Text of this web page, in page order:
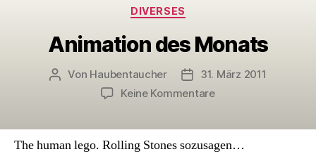
Kategorien
DIVERSES
Animation des Monats
Beitragsautor
Von Haubentaucher Veröffentlichungsdatum
31. März 2011
Keine Kommentarezu
The human lego. Rolling Stones sozusagen…